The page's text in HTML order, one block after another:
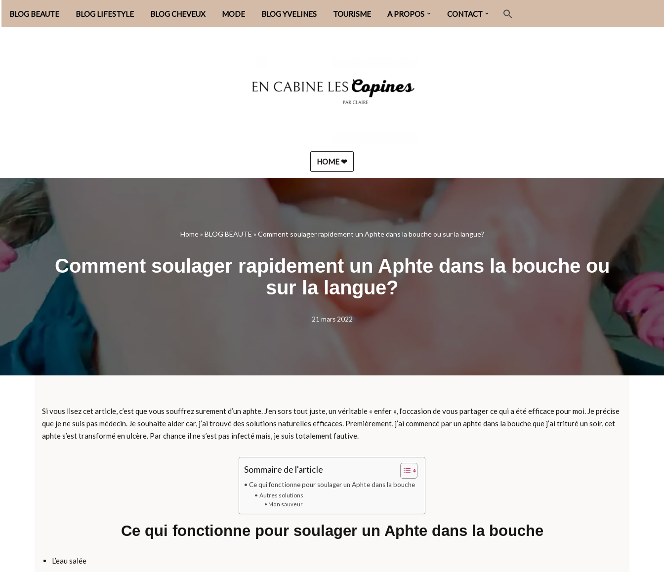
Aller
BLOG BEAUTE BLOG LIFESTYLE BLOG CHEVEUX MODE BLOG YVELINES TOURISME A PROPOS CONTACT
HOME ❤︎
Home» BLOG BEAUTE » Comment soulager rapidement un Aphte dans la bouche ou sur la langue?
Comment soulager rapidement un Aphte dans la bouche ou
sur la langue?
21 mars 2022
Si vous lisez cet article, c’est que vous souffrez surement d’un aphte. J’en sors tout juste, un véritable « enfer », l’occasion de vous partager ce qui a été efficace pour moi. Je précise
que je ne suis pas médecin. Je souhaite aider car, j’ai trouvé des solutions naturelles efficaces. Premièrement, j’ai commencé par un aphte dans la bouche que j’ai trituré un soir, cet
aphte s’est transformé en ulcère. Par chance il ne s’est pas infecté mais, je suis totalement fautive.
Sommaire de l'article
Ce qui fonctionne pour soulager un Aphte dans la bouche
Autres solutions
Mon sauveur
Ce qui fonctionne pour soulager un Aphte dans la bouche
L’eau salée